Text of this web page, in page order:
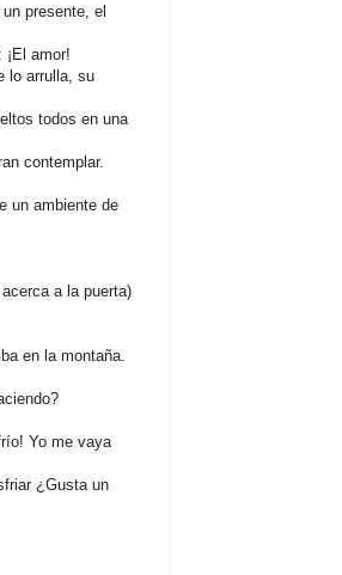
presente, el
amor!
lo arrulla, su
todos en una
contemplar.
un ambiente de
a la puerta)
en la montaña.
Yo me vaya
¿Gusta un